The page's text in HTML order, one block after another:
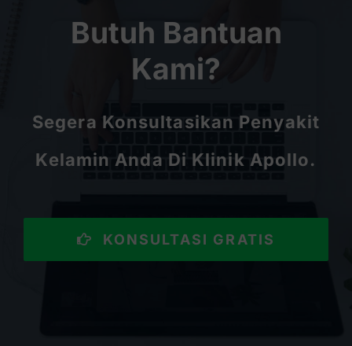
Butuh Bantuan
Kami?
Segera Konsultasikan Penyakit
Kelamin Anda Di Klinik Apollo.
KONSULTASI GRATIS